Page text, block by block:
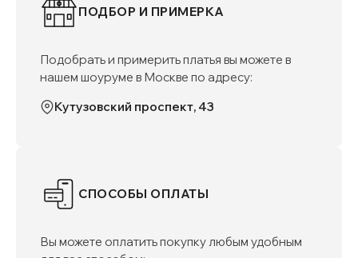
ПОДБОР И ПРИМЕРКА
Подобрать и примерить платья вы можете в
нашем шоуруме в Москве по адресу:
Кутузовский проспект, 43
СПОСОБЫ ОПЛАТЫ
Вы можете оплатить покупку любым удобным